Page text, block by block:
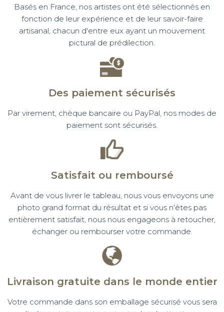
Basés en France, nos artistes ont été sélectionnés en
fonction de leur expérience et de leur savoir-faire
artisanal, chacun d'entre eux ayant un mouvement
pictural de prédilection.
Des paiement sécurisés
Par virement, chèque bancaire ou PayPal, nos modes de
paiement sont sécurisés.
Satisfait ou remboursé
Avant de vous livrer le tableau, nous vous envoyons une
photo grand format du résultat et si vous n'êtes pas
entièrement satisfait, nous nous engageons à retoucher,
échanger ou rembourser votre commande.
Livraison gratuite dans le monde entier
Votre commande dans son emballage sécurisé vous sera